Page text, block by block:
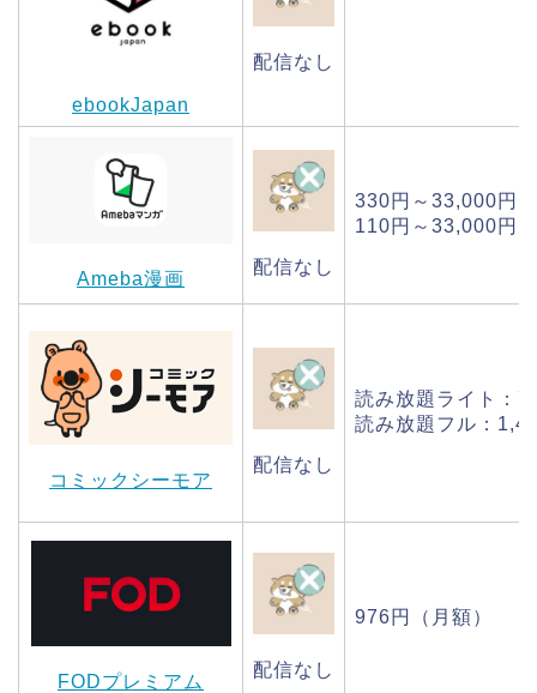
ebookJapan
配信なし
Ameba漫画
配信なし
330円～33,000円
110円～33,000円
コミックシーモア
配信なし
読み放題ライト：
読み放題フル：
FODプレミアム
配信なし
976円（月額）